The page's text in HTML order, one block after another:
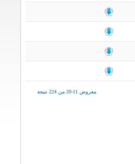
معروض 11-20 من 224 نتيجة